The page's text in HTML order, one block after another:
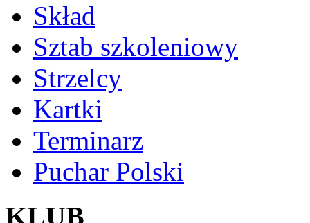
Skład
Sztab szkoleniowy
Strzelcy
Kartki
Terminarz
Puchar Polski
KLUB